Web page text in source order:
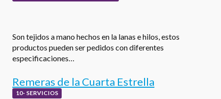
Son tejidos a mano hechos en la lanas e hilos, estos
productos pueden ser pedidos con diferentes
especificaciones…
Remeras de la Cuarta Estrella
10- SERVICIOS